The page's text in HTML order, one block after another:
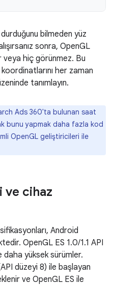
bilmeden yüz
sonra, OpenGL
hiç görünmez. Bu
her zaman
tanımlayın.
Ads 360'ta bulunan saat
bunu yapmak daha fazla kod
OpenGL geliştiricileri ile
ve cihaz
Android
OpenGL ES 1.0/1.1 API
yüksek sürümler.
düzeyi 8) ile başlayan
ve OpenGL ES ile